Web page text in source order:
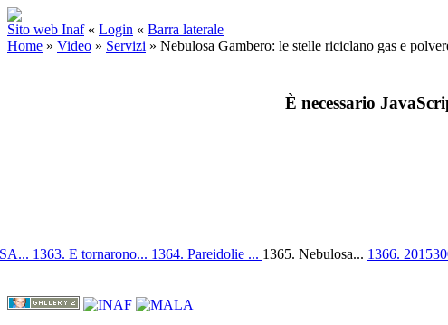
Sito web Inaf « Login « Barra laterale
Home » Video » Servizi » Nebulosa Gambero: le stelle riciclano gas e
È necessario
1363. E tornarono... 1364. Pareidolie ... 1365. Nebulosa... 1366.